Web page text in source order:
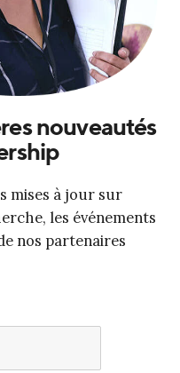
nouveautés
mises à jour sur
les événements
nos partenaires